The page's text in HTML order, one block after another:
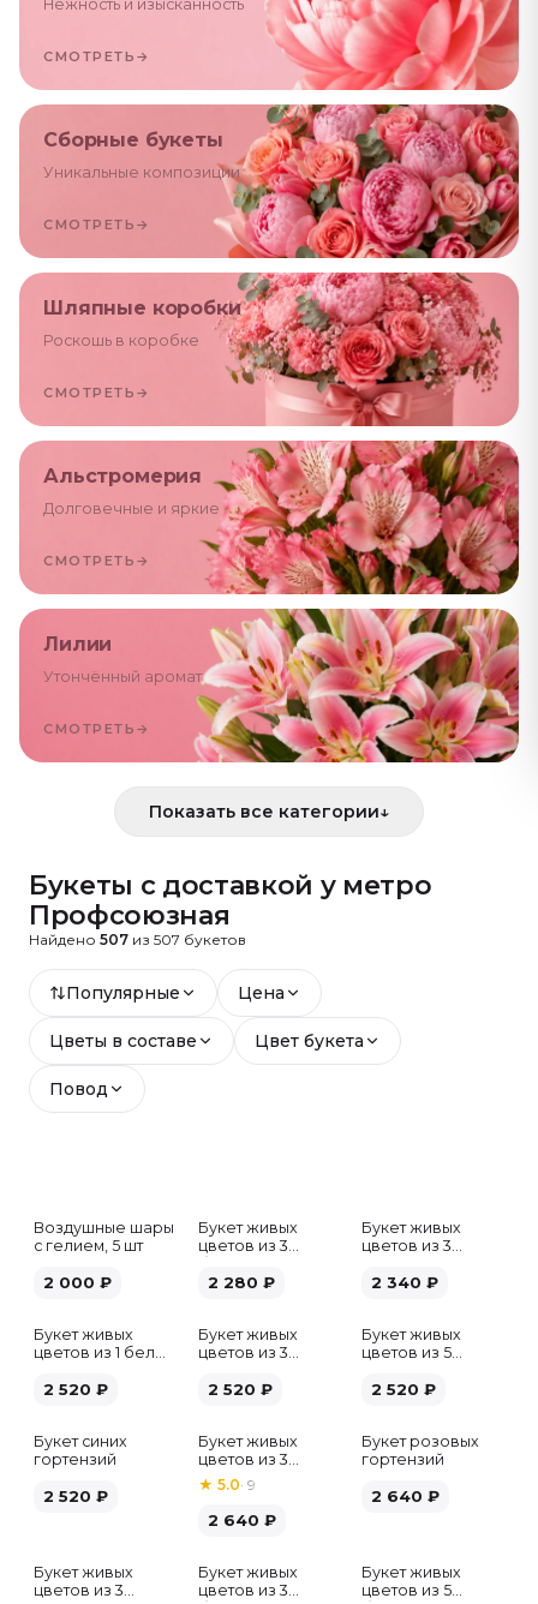
Нежность и изысканность
СМОТРЕТЬ →
Сборные букеты
Уникальные композиции
СМОТРЕТЬ →
Шляпные коробки
Роскошь в коробке
СМОТРЕТЬ →
Альстромерия
Долговечные и яркие
СМОТРЕТЬ →
Лилии
Утончённый аромат
СМОТРЕТЬ →
Показать все категории↓
Букеты с доставкой у метро
Профсоюзная
Найдено 507 из 507 букетов
Популярные Цена
Цветы в составе Цвет букета
Повод
Воздушные шары
с гелием, 5 шт
2 000 ₽
Букет живых
цветов из 3
2 280 ₽
Букет живых
цветов из 3
2 340 ₽
Букет живых
цветов из 1 белой
2 520 ₽
Букет живых
цветов из 3
2 520 ₽
Букет живых
цветов из 5
микс
2 520 ₽
Букет синих
гортензий
2 520 ₽
Букет живых
цветов из 3
розовых пионов
★ 5.0· 9
2 640 ₽
Букет розовых
гортензий
2 640 ₽
Букет живых
цветов из 3
Букет живых
цветов из 3
Хит
Букет живых
цветов из 5